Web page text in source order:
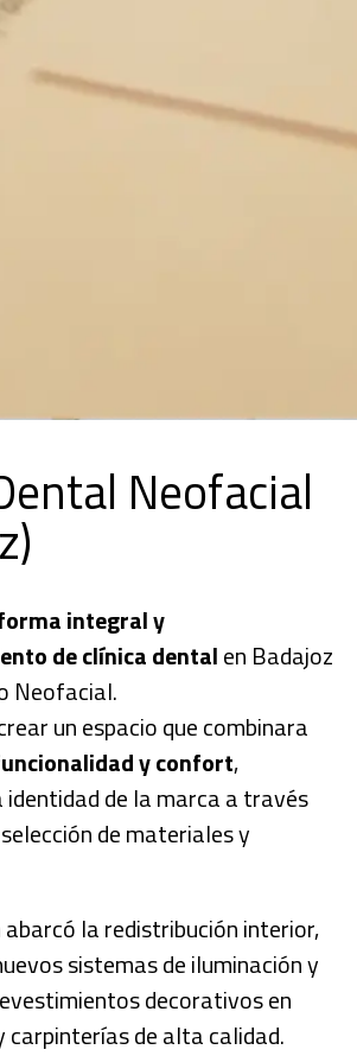
Neofacial
integral y
de clínica dentalen Badajoz
Neofacial.
un espacio que combinara
y confort,
de la marca a través
de materiales y
la redistribución interior,
sistemas de iluminación y
decorativos en
carpinterías de alta calidad.